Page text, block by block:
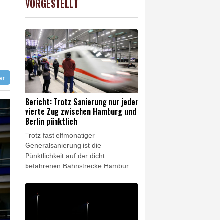
überschattet
in China
0.32%
VORGESTELLT
Bericht: Trotz Sanierung nur jeder
vierte Zug zwischen Hamburg und
Berlin pünktlich
Trotz fast elfmonatiger
Generalsanierung ist die
Pünktlichkeit auf der dicht
befahrenen Bahnstrecke Hamburg–
massiv eingebrochen. Von Mitte
Juni bis Mitte Juli 2026 seien nur
noch 25,8 Prozent aller Fernzüge